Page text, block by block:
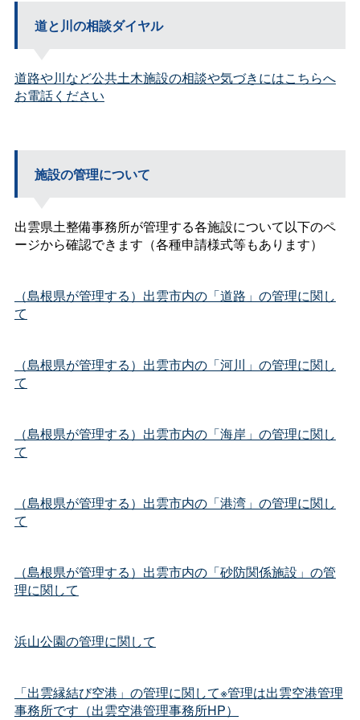
道と川の相談ダイヤル
道路や川など公共土木施設の相談や気づきにはこちらへ
お電話ください
施設の管理について
出雲県土整備事務所が管理する各施設について以下のペ
ージから確認できます（各種申請様式等もあります）
（島根県が管理する）出雲市内の「道路」の管理に関し
て
（島根県が管理する）出雲市内の「河川」の管理に関し
て
（島根県が管理する）出雲市内の「海岸」の管理に関し
て
（島根県が管理する）出雲市内の「港湾」の管理に関し
て
（島根県が管理する）出雲市内の「砂防関係施設」の管
理に関して
浜山公園の管理に関して
「出雲縁結び空港」の管理に関して※管理は出雲空港管理
事務所です（出雲空港管理事務所HP）